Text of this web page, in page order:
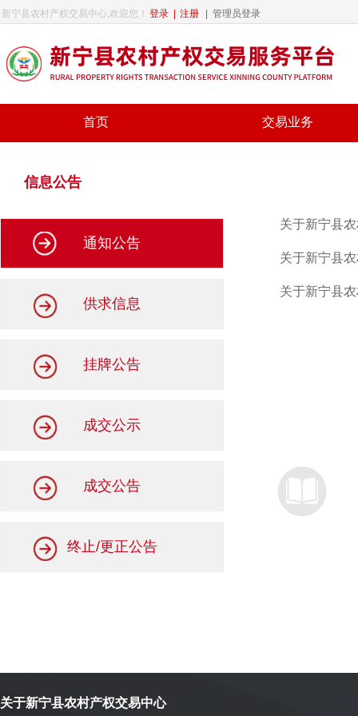
新宁县农村产权交易中心,欢迎您！ 登录 注册 管理员登录
首页 交易业务
信息公告
通知公告
供求信息
挂牌公告
成交公示
成交公告
终止/更正公告
关于新宁县
关于新宁县
关于新宁县
关于新宁县农村产权交易中心